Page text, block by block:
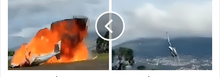
طائرة
في
مطار